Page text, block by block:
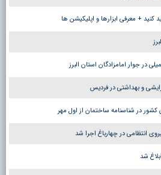
کنید + معرفی ابزارها و اپلیکیشن ها
و بهداشتی در فردیس
کشور در شناسنامه ساختمان از اول مهر
انتظامی در چهارباغ اجرا شد
شد